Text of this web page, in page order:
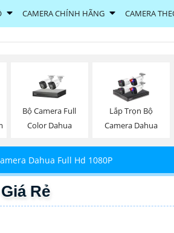
CAMERA CHÍNH HÃNG CAMERA
Bộ Camera Full
Color Dahua
Lắp Trọn Bộ
Camera Dahua
Dahua Full Hd 1080P
Rẻ